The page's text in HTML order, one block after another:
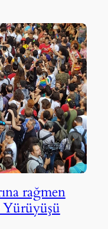
rağmen